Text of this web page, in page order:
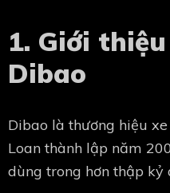
1. Giới
Dibao
Dibao là thương hiệu
Loan thành lập năm
dùng trong hơn thập kỷ